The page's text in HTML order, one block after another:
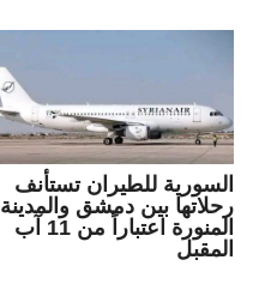
السورية للطيران تستأنف
رحلاتها بين دمشق والمدينة
المنورة اعتباراً من 11 آب
المقبل